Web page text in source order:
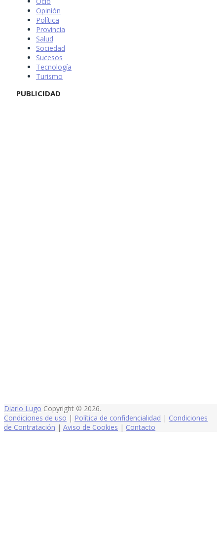
Opinión
Política
Provincia
Salud
Sociedad
Sucesos
Tecnología
Turismo
PUBLICIDAD
Diario Lugo Copyright © 2026.
Condiciones de uso | Política de confidencialidad | Condiciones
de Contratación | Aviso de Cookies | Contacto